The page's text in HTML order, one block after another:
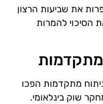
את שביעות הרצון
הסיכוי להמרות
מתקדמות
מתקדמות הפכו
שוק בינלאומי.